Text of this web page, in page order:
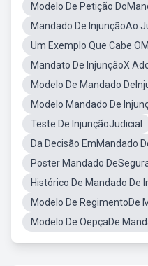
Modelo De Petição
Mandado De InjunçãoAo
Um Exemplo Que Cabe
Mandato De InjunçãoX
Modelo De Mandado
Modelo Mandado De
Teste De InjunçãoJudicial
Da Decisão EmMandado
Poster Mandado
Histórico De Mandado De
Modelo De RegimentoDe
Modelo De OepçaDe